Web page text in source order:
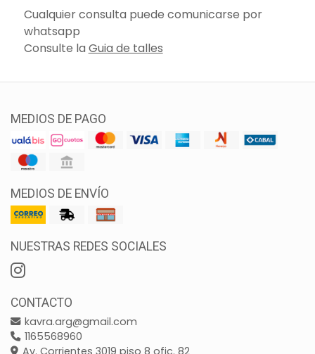
Cualquier consulta puede comunicarse por
whatsapp
Consulte la Guia de talles
MEDIOS DE PAGO
MEDIOS DE ENVÍO
NUESTRAS REDES SOCIALES
CONTACTO
kavra.arg@gmail.com
1165568960
Av. Corrientes 3019 piso 8 ofic. 82